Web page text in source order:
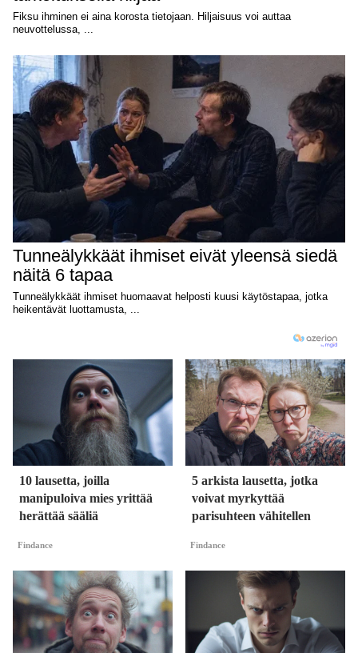
10 lausetta, joilla
manipuloiva mies yrittää
herättää sääliä
Findance
5 arkista lausetta, jotka
voivat myrkyttää
parisuhteen vähitellen
Findance